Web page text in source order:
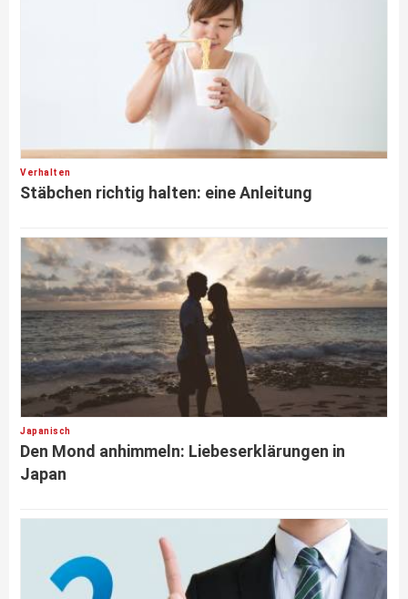
Verhalten
Stäbchen richtig halten: eine Anleitung
Japanisch
Den Mond anhimmeln: Liebeserklärungen in
Japan